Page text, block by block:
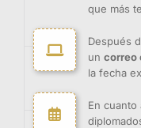
que más
Después
un correo
la fecha
En cuanto